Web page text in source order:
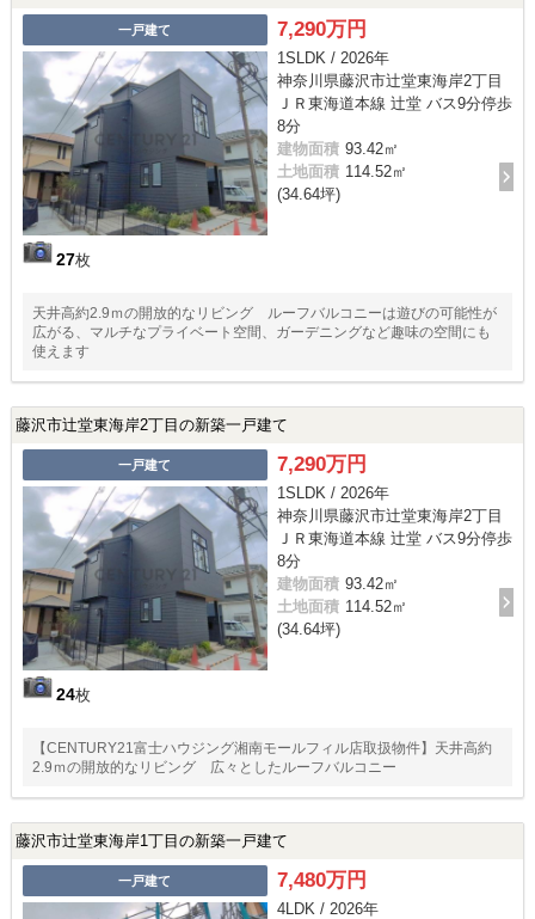
一戸建て
27枚
7,290万円
1SLDK / 2026年
神奈川県藤沢市辻堂東海岸2丁目
ＪＲ東海道本線 辻堂 バス9分停歩
8分
建物面積 93.42㎡
土地面積 114.52㎡
(34.64坪)
天井高約2.9ｍの開放的なリビング ルーフバルコニーは遊びの可能性が
広がる、マルチなプライベート空間、ガーデニングなど趣味の空間にも
使えます
藤沢市辻堂東海岸2丁目の新築一戸建て
一戸建て
24枚
7,290万円
1SLDK / 2026年
神奈川県藤沢市辻堂東海岸2丁目
ＪＲ東海道本線 辻堂 バス9分停歩
8分
建物面積 93.42㎡
土地面積 114.52㎡
(34.64坪)
【CENTURY21富士ハウジング湘南モールフィル店取扱物件】天井高約
2.9ｍの開放的なリビング 広々としたルーフバルコニー
藤沢市辻堂東海岸1丁目の新築一戸建て
一戸建て 7,480万円
4LDK / 2026年